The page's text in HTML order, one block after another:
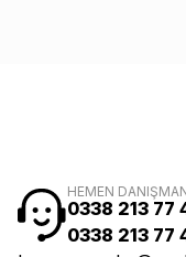
HEMEN
0338 213 77
0338 213 77